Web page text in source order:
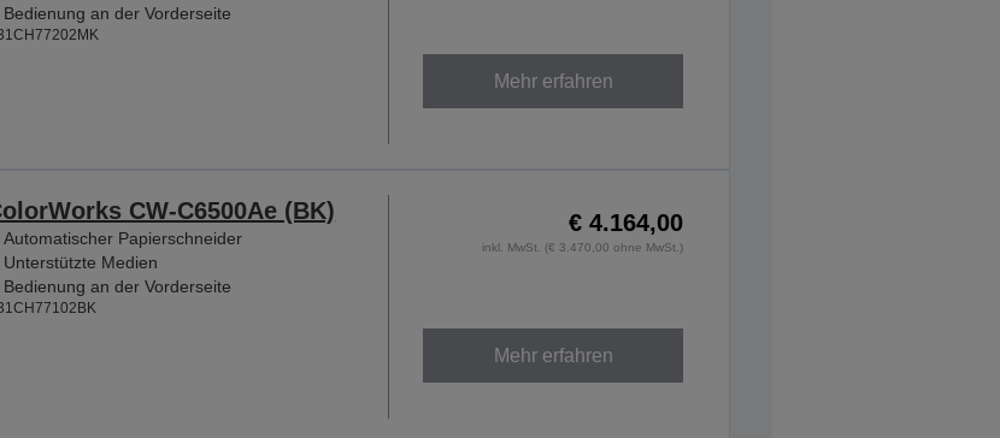
Bedienung an der Vorderseite
Mehr erfahren
CW-C6500Ae (BK)
Automatischer Papierschneider
Unterstützte Medien
Bedienung an der Vorderseite
€ 4.164,00
inkl. MwSt. (€ 3.470,00 ohne MwSt.)
Mehr erfahren